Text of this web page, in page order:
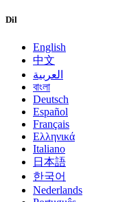
Dil
English
中文
العربية
বাংলা
Deutsch
Español
Français
Ελληνικά
Italiano
日本語
한국어
Nederlands